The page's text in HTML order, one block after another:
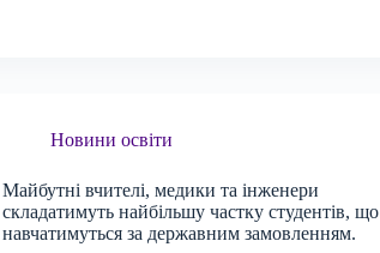
Новини освіти
Майбутні вчителі, медики та інженери
складатимуть найбільшу частку студентів, що
навчатимуться за державним замовленням.